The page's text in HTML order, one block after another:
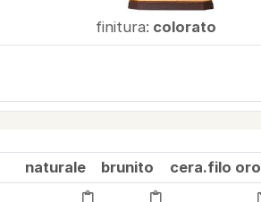
finitura: colorato
naturale brunito cera.filo oro